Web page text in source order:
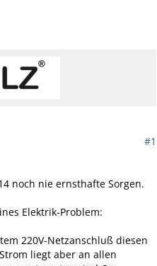
#1
noch nie ernsthafte Sorgen.
Elektrik-Problem:
220V-Netzanschluß diesen
liegt aber an allen